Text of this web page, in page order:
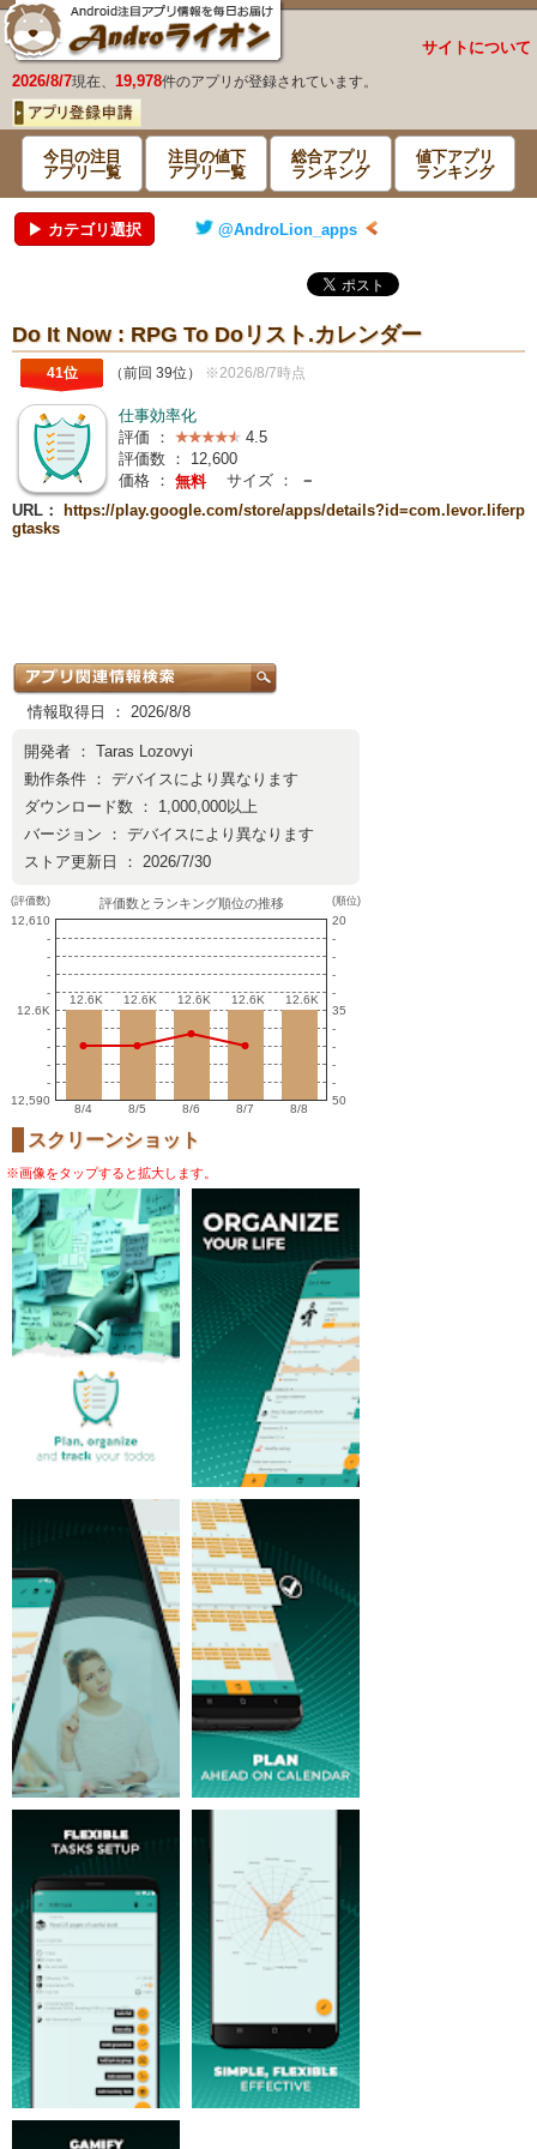
サイトについて
2026/8/7現在、 19,978件のアプリが登録されています。
今日の注目
アプリ一覧
注目の値下
アプリ一覧
総合アプリ
ランキング
値下アプリ
ランキング
▶ カテゴリ選択 @AndroLion_apps
Do It Now : RPG To Doリスト.カレンダー
41位 （前回 39位） ※2026/8/7時点
仕事効率化
評価 ：
4.5
評価数 ： 12,600
価格 ： 無料 サイズ ：
－
URL：
https://play.google.com/store/apps/details?id=com.levor.liferp
gtasks
情報取得日 ： 2026/8/8
開発者 ： Taras Lozovyi
動作条件 ： デバイスにより異なります
ダウンロード数 ： 1,000,000以上
バージョン ： デバイスにより異なります
ストア更新日 ： 2026/7/30
(評価数)
12,610
-
-
-
-
12.6K
-
-
-
-
12,590
評価数とランキング順位の推移
12.6K
12.6K 12.6K
12.6K 12.6K
12.6K 12.6K
12.6K 12.6K
12.6K
8/4 8/5 8/6 8/7 8/8
(順位)
20
-
-
-
-
35
-
-
-
-
50
スクリーンショット
※画像をタップすると拡大します。